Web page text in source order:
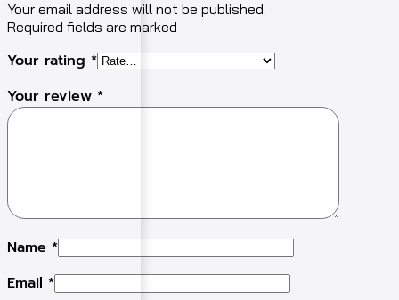
Your email address will not be published.
Required fields are marked
Your rating *
Your review *
Name *
Email *